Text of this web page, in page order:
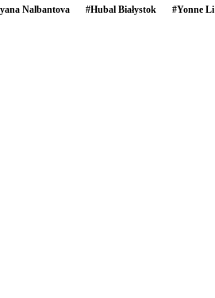
Nalbantova #Hubal Białystok #Yonne Li